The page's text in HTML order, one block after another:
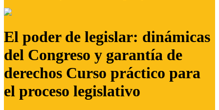
El poder de legislar: dinámicas
del Congreso y garantía de
derechos Curso práctico para
el proceso legislativo